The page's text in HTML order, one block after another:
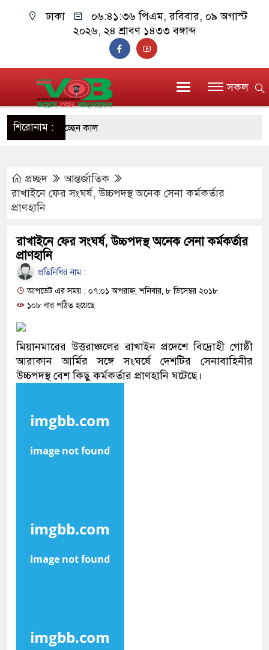
ঢাকা ০৬:৪১:৩৭ পিএম, রবিবার, ০৯ অগাস্ট
২০২৬, ২৪ শ্রাবণ ১৪৩৩ বঙ্গাব্দ
সকল
শিরোনাম :
কক্সবাজারে যাচ্ছেন কাল
করে ড্যাব ভবিষ্যতেও মানুষের পাশে
হত্যাকাণ্ডের বিচার হবে স্বচ্ছ, নিরপেক্ষ
ও সরকারের উচ্চপর্যায়ের কর্মকর্তাদের
পাঁচ সদস্য গ্রেফতার; বিপুল আলামত
বলেই জুলাই আন্দোলন সফল হয়েছে :
৯০ বোতল ফেনসিডিলসহ দুই
প্রত্যাবর্তন
প্রতীক বেগম খালেদা জিয়া : তথ্যমন্ত্রী
প্রচ্ছদ
আন্তর্জাতিক
রাখাইনে ফের সংঘর্ষ, উচ্চপদস্থ অনেক সেনা কর্মকর্তার
প্রাণহানি
রাখাইনে ফের সংঘর্ষ, উচ্চপদস্থ অনেক সেনা কর্মকর্তার
প্রাণহানি
প্রতিনিধির নাম :
আপডেট এর সময় : ০৭:০১ অপরাহ্ন, শনিবার, ৮ ডিসেম্বর ২০১৮
১০৮ বার পঠিত হয়েছে
মিয়ানমারের উত্তরাঞ্চলের রাখাইন প্রদেশে বিদ্রোহী গোষ্ঠী
আরাকান আর্মির সঙ্গে সংঘর্ষে দেশটির সেনাবাহিনীর
উচ্চপদস্থ বেশ কিছু কর্মকর্তার প্রাণহানি ঘটেছে।